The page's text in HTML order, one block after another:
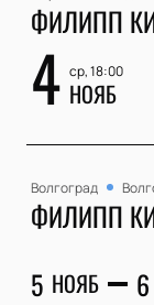
ФИЛИПП
4 ср, 18:00
НОЯБ
Волгоград
ФИЛИПП
5 НОЯБ 6